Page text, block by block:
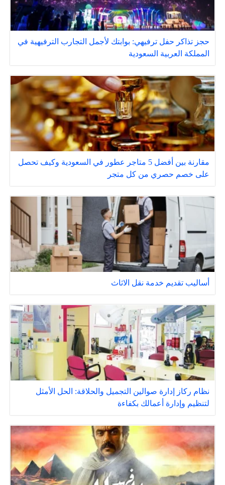
حجز تذاكر حفل ترفيهي: بوابتك لأجمل التجارب الترفيهية في
المملكة العربية السعودية
مقارنة بين أفضل 5 متاجر عطور في السعودية وكيف تحصل
على خصم حصري من كل متجر
أساليب تقديم خدمة نقل الاثاث
نظام ركاز إدارة صوالين التجميل والحلاقة: الحل الأمثل
لتنظيم وإدارة أعمالك بكفاءة